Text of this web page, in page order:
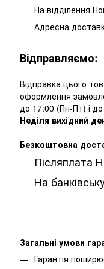
На відділення
Адресна
Відправляємо:
Відправка цього
оформлення
до 17:00 (Пн-Пт) і
Неділя вихідний
Безкоштовна
Післяплата
На
Загальні умови
Гарантія